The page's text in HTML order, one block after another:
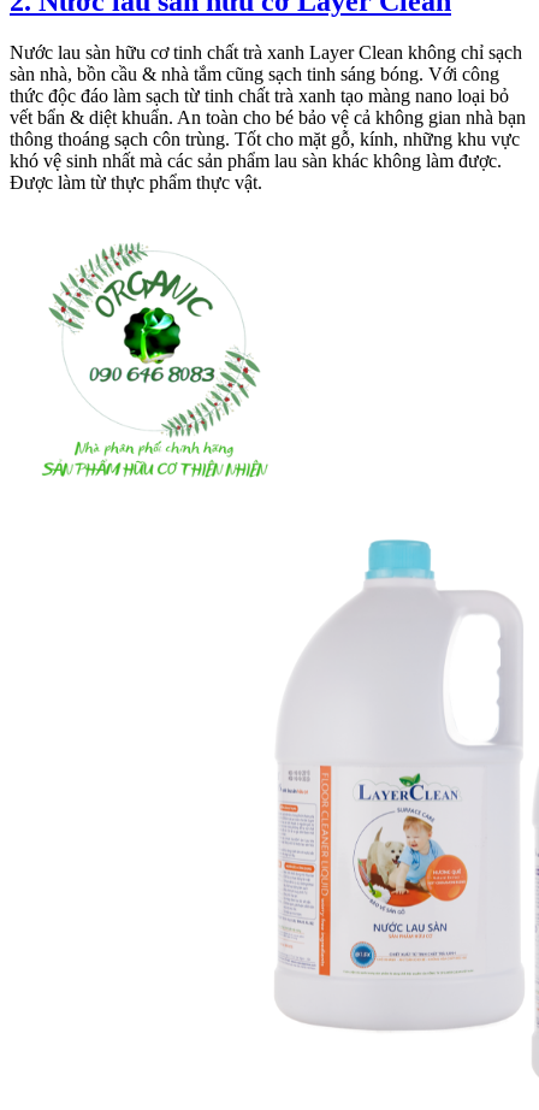
Nước lau sàn hữu cơ tinh chất trà xanh Layer Clean không chỉ sạch
sàn nhà, bồn cầu & nhà tắm cũng sạch tinh sáng bóng. Với công
thức độc đáo làm sạch từ tinh chất trà xanh tạo màng nano loại bỏ
vết bẩn & diệt khuẩn. An toàn cho bé bảo vệ cả không gian nhà bạn
thông thoáng sạch côn trùng. Tốt cho mặt gỗ, kính, những khu vực
khó vệ sinh nhất mà các sản phẩm lau sàn khác không làm được.
Được làm từ thực phẩm thực vật.